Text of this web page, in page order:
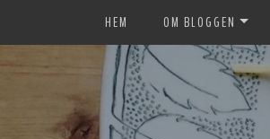
HEM OM BLOGGEN